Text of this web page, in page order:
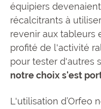
équipiers
récalcitrants à
revenir aux tableurs
profité de l'activité
pour tester d'autres
notre choix s'est
L'utilisation d’Orfeo